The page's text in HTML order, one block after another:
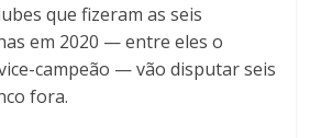
que fizeram as seis
em 2020 — entre eles o
campeão — vão disputar seis
fora.